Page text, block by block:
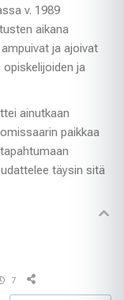
v. 1989
aikana
ja ajoivat
ja
ainutkaan
paikkaa
täysin sitä
7